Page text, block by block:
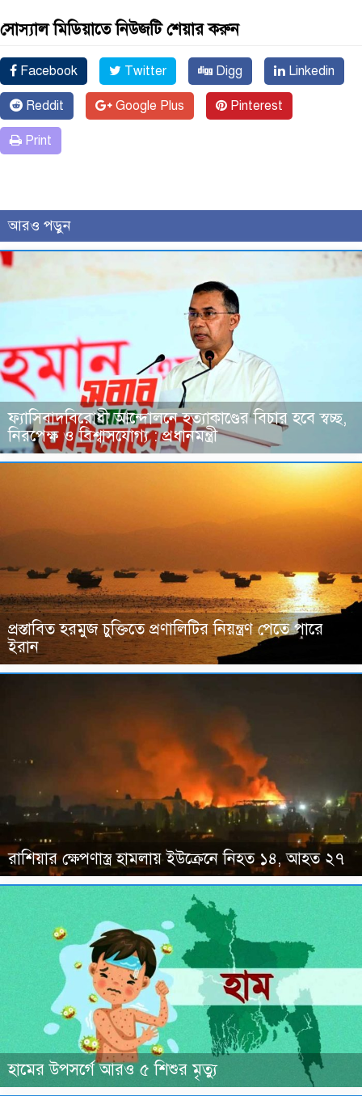
সোস্যাল মিডিয়াতে নিউজটি শেয়ার করুন
Facebook Twitter Digg Linkedin
Reddit Google Plus Pinterest
Print
আরও পড়ুন
ফ্যাসিবাদবিরোধী আন্দোলনে হত্যাকাণ্ডের বিচার হবে স্বচ্ছ,
নিরপেক্ষ ও বিশ্বাসযোগ্য : প্রধানমন্ত্রী
প্রস্তাবিত হরমুজ চুক্তিতে প্রণালিটির নিয়ন্ত্রণ পেতে পারে
ইরান
রাশিয়ার ক্ষেপণাস্ত্র হামলায় ইউক্রেনে নিহত ১৪, আহত ২৭
হামের উপসর্গে আরও ৫ শিশুর মৃত্যু